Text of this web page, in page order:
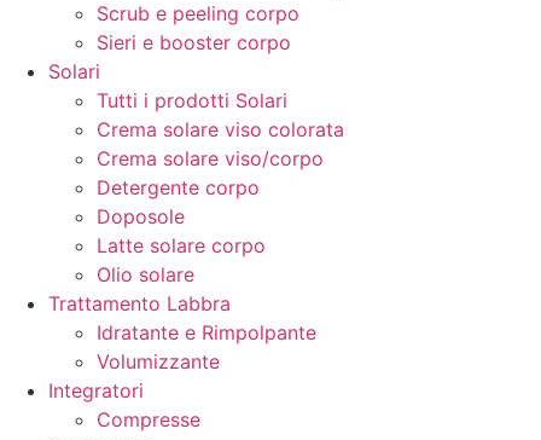
Scrub e peeling corpo
Sieri e booster corpo
Solari
Tutti i prodotti Solari
Crema solare viso colorata
Crema solare viso/corpo
Detergente corpo
Doposole
Latte solare corpo
Olio solare
Trattamento Labbra
Idratante e Rimpolpante
Volumizzante
Integratori
Compresse